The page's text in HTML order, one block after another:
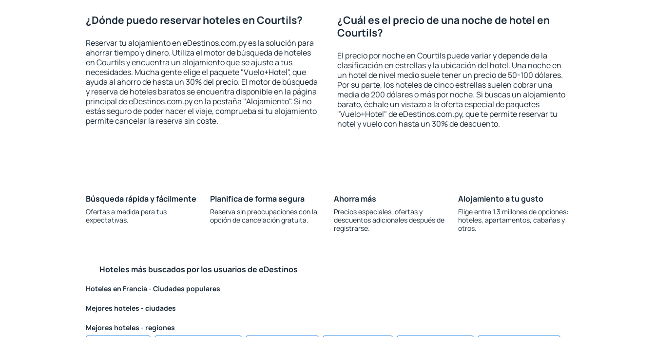
¿Dónde puedo reservar hoteles en Courtils?
Reservar tu alojamiento en eDestinos.com.py es la solución para
ahorrar tiempo y dinero. Utiliza el motor de búsqueda de hoteles
en Courtils y encuentra un alojamiento que se ajuste a tus
necesidades. Mucha gente elige el paquete "Vuelo+Hotel", que
ayuda al ahorro de hasta un 30% del precio. El motor de búsqueda
y reserva de hoteles baratos se encuentra disponible en la página
principal de eDestinos.com.py en la pestaña "Alojamiento". Si no
estás seguro de poder hacer el viaje, comprueba si tu alojamiento
permite cancelar la reserva sin coste.
¿Cuál es el precio de una noche de hotel en
Courtils?
El precio por noche en Courtils puede variar y depende de la
clasificación en estrellas y la ubicación del hotel. Una noche en
un hotel de nivel medio suele tener un precio de 50-100 dólares.
Por su parte, los hoteles de cinco estrellas suelen cobrar una
media de 200 dólares o más por noche. Si buscas un alojamiento
barato, échale un vistazo a la oferta especial de paquetes
"Vuelo+Hotel" de eDestinos.com.py, que te permite reservar tu
hotel y vuelo con hasta un 30% de descuento.
Búsqueda rápida y fácilmente
Ofertas a medida para tus
expectativas.
Planifica de forma segura
Reserva sin preocupaciones con la
opción de cancelación gratuita.
Ahorra más
Precios especiales, ofertas y
descuentos adicionales después de
registrarse.
Alojamiento a tu gusto
Elige entre 1.3 millones de opciones:
hoteles, apartamentos, cabañas y
otros.
Hoteles más buscados por los usuarios de eDestinos
Hoteles en Francia - Ciudades populares
Mejores hoteles - ciudades
Mejores hoteles - regiones